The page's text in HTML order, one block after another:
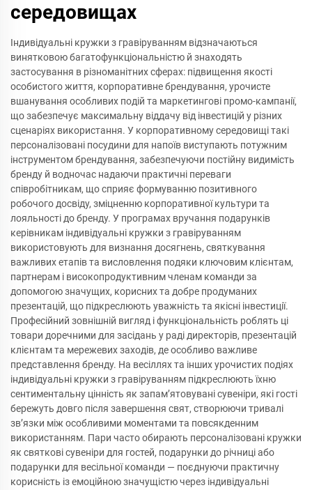
середовищах
Індивідуальні кружки з гравіруванням відзначаються
винятковою багатофункціональністю й знаходять
застосування в різноманітних сферах: підвищення якості
особистого життя, корпоративне брендування, урочисте
вшанування особливих подій та маркетингові промо-кампанії,
що забезпечує максимальну віддачу від інвестицій у різних
сценаріях використання. У корпоративному середовищі такі
персоналізовані посудини для напоїв виступають потужним
інструментом брендування, забезпечуючи постійну видимість
бренду й водночас надаючи практичні переваги
співробітникам, що сприяє формуванню позитивного
робочого досвіду, зміцненню корпоративної культури та
лояльності до бренду. У програмах вручання подарунків
керівникам індивідуальні кружки з гравіруванням
використовують для визнання досягнень, святкування
важливих етапів та висловлення подяки ключовим клієнтам,
партнерам і високопродуктивним членам команди за
допомогою значущих, корисних та добре продуманих
презентацій, що підкреслюють уважність та якісні інвестиції.
Професійний зовнішній вигляд і функціональність роблять ці
товари доречними для засідань у раді директорів, презентацій
клієнтам та мережевих заходів, де особливо важливе
представлення бренду. На весіллях та інших урочистих подіях
індивідуальні кружки з гравіруванням підкреслюють їхню
сентиментальну цінність як запам’ятовувані сувеніри, які гості
бережуть довго після завершення свят, створюючи тривалі
зв’язки між особливими моментами та повсякденним
використанням. Пари часто обирають персоналізовані кружки
як святкові сувеніри для гостей, подарунки до річниці або
подарунки для весільної команди — поєднуючи практичну
корисність із емоційною значущістю через індивідуальні